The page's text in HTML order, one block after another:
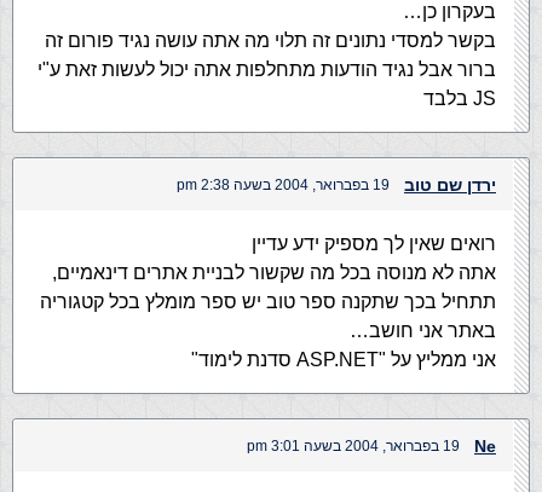
בעקרון כן…
בקשר למסדי נתונים זה תלוי מה אתה עושה נגיד פורום זה
ברור אבל נגיד הודעות מתחלפות אתה יכול לעשות זאת ע"י
JS בלבד
ירדן שם טוב 19 בפברואר, 2004 בשעה 2:38 pm
רואים שאין לך מספיק ידע עדיין
אתה לא מנוסה בכל מה שקשור לבניית אתרים דינאמיים,
תתחיל בכך שתקנה ספר טוב יש ספר מומלץ בכל קטגוריה
באתר אני חושב…
אני ממליץ על "ASP.NET סדנת לימוד"
Ne 19 בפברואר, 2004 בשעה 3:01 pm